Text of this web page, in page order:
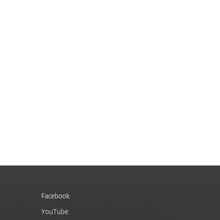
Facebook
YouTube